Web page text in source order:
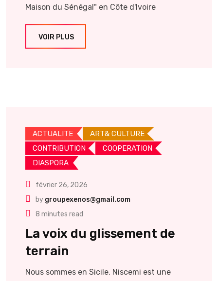
Maison du Sénégal" en Côte d'Ivoire
VOIR PLUS
ACTUALITE
ART& CULTURE
CONTRIBUTION
COOPERATION
DIASPORA
février 26, 2026
by groupexenos@gmail.com
8 minutes read
La voix du glissement de
terrain
Nous sommes en Sicile. Niscemi est une